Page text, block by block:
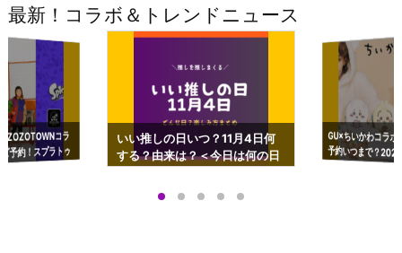
最新！コラボ＆トレンドニュース
コラ
予約！スプラトゥ
ップも渋谷Hz
いい推しの日いつ？11月4日何
する？由来は？＜今日は何の日
GU×ちいかわコラ
予約いつまで？
ーチやショルダー